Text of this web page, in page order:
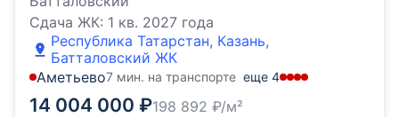
Сдача ЖК: 1 кв. 2027 года
Республика Татарстан, Казань,
Батталовский ЖК
Аметьево7 мин. на транспорте еще 4
14 004 000 ₽198 892 ₽/м²